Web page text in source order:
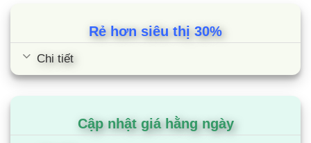
Rẻ hơn siêu thị 30%
Chi tiết
Cập nhật giá hằng ngày